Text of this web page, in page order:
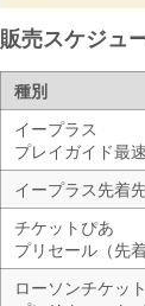
販売スケジュ
種別
イープラス
プレイガイド最
イープラス先着
チケットぴあ
プリセール（先着
ローソンチケット